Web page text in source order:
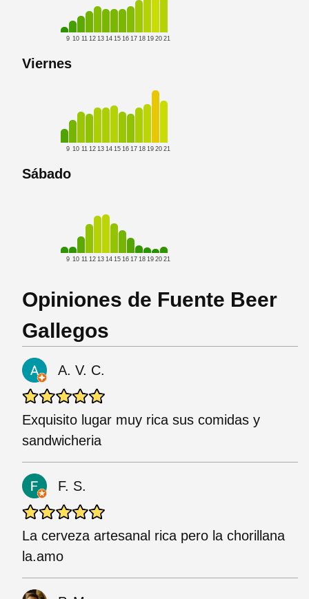
9 10 11 12 13 14 15 16 17 18 19 20 21
Viernes
9 10 11 12 13 14 15 16 17 18 19 20 21
Sábado
9 10 11 12 13 14 15 16 17 18 19 20 21
Opiniones de Fuente Beer
Gallegos
A. V. C.
Exquisito lugar muy rica sus comidas y
sandwicheria
F. S.
La cerveza artesanal rica pero la chorillana
la.amo